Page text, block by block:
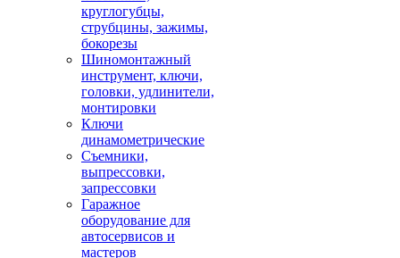
круглогубцы,
струбцины, зажимы,
бокорезы
Шиномонтажный
инструмент, ключи,
головки, удлинители,
монтировки
Ключи
динамометрические
Съемники,
выпрессовки,
запрессовки
Гаражное
оборудование для
автосервисов и
мастеров